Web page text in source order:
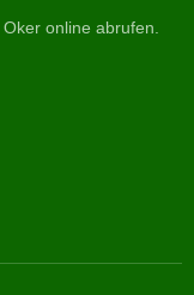
online abrufen.